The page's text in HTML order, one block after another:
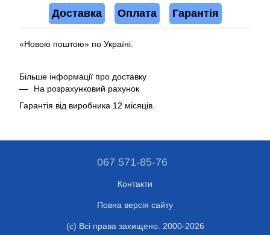
Доставка Оплата Гарантія
«Новою поштою» по Україні.
Більше інформації про доставку
На розрахунковий рахунок
Гарантія від виробника 12 місяців.
067 571-85-76
Контакти
Повна версія сайту
(c) Всі права захищено. 2000-2026